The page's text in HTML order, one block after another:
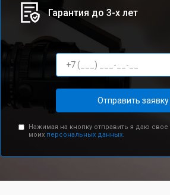
Гарантия до 3-х лет
Отправить заявку
Нажимая на кнопку отправить я даю свое
моих персональных данных.